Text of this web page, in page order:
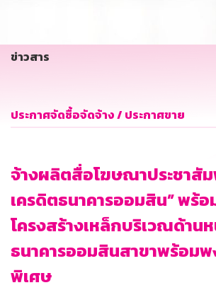
ข่าวสาร
ประกาศจัดซื้อจัดจ้าง / ประกาศขาย
จ้างผลิตสื่อโฆษณาประชาสั
เครดิตธนาคารออมสิน” พร้
โครงสร้างเหล็กบริเวณด้าน
ธนาคารออมสินสาขาพร้อม
พิเศษ